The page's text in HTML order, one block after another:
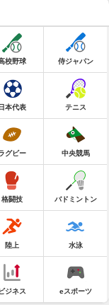
校野球 侍ジャパン
日本代表 テニス
グビー 中央競馬
格闘技 バドミントン
陸上 水泳
ビジネス eスポーツ